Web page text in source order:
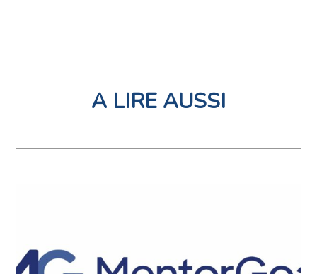
A LIRE AUSSI